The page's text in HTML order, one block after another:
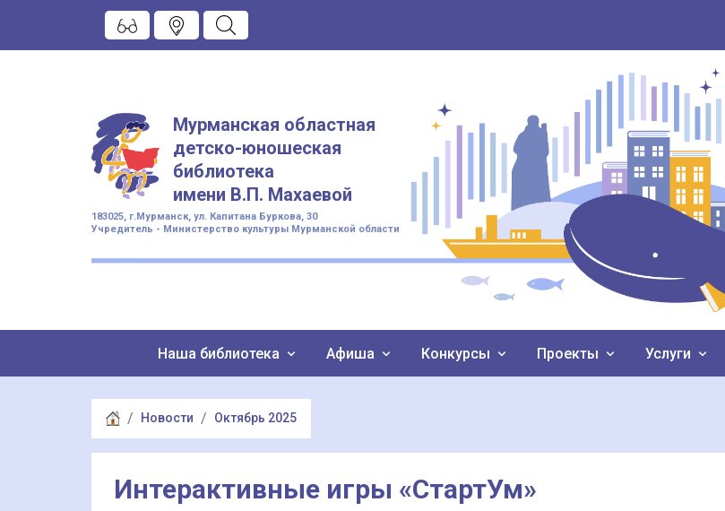
Мурманская областная
детско-юношеская
библиотека
имени В.П. Махаевой
183025, г.Мурманск, ул. Капитана Буркова, 30
Учредитель - Министерство культуры Мурманской области
Наша библиотека Афиша Конкурсы Проекты Услуги
Новости Октябрь 2025
Интерактивные игры «СтартУм»